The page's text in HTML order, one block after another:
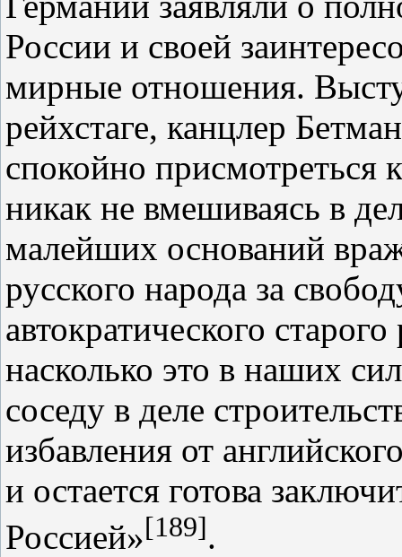
России и своей
мирные отношения.
рейхстаге, канцлер
спокойно присмотреться
никак не вмешиваясь в
малейших оснований
русского народа за
автократического
насколько это в наших
соседу в деле
избавления от
и остается готова
Россией»[189].